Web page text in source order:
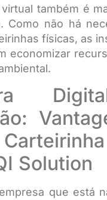
também é
Como não há
físicas, as
economizar
Solution
que está